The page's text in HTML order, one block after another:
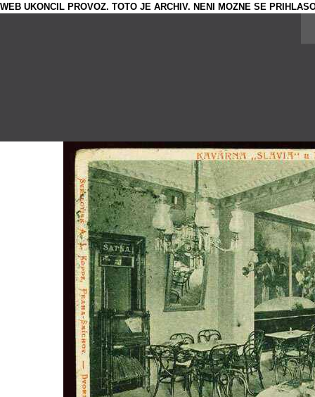
WEB UKONCIL PROVOZ. TOTO JE ARCHIV. NENI MOZNE SE